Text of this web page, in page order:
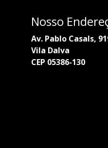
Nosso
Av. Pablo Casals,
Vila Dalva
CEP 05386-130